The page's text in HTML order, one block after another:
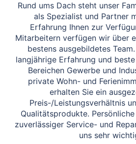
Rund ums Dach steht unser
als Spezialist und Partner
Erfahrung Ihnen zur
Mitarbeitern verfügen wir über
bestens ausgebildetes
langjährige Erfahrung und
Bereichen Gewerbe und
private Wohn- und
erhalten Sie ein
Preis-/Leistungsverhältnis
Qualitätsprodukte.
zuverlässiger Service- und
uns sehr